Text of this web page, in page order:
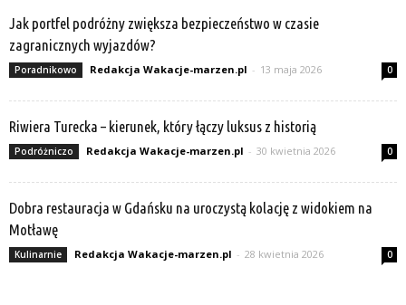
Jak portfel podróżny zwiększa bezpieczeństwo w czasie
zagranicznych wyjazdów?
Poradnikowo Redakcja Wakacje-marzen.pl - 13 maja 2026 0
Riwiera Turecka – kierunek, który łączy luksus z historią
Podróżniczo Redakcja Wakacje-marzen.pl - 30 kwietnia 2026 0
Dobra restauracja w Gdańsku na uroczystą kolację z widokiem na
Motławę
Kulinarnie Redakcja Wakacje-marzen.pl - 28 kwietnia 2026 0